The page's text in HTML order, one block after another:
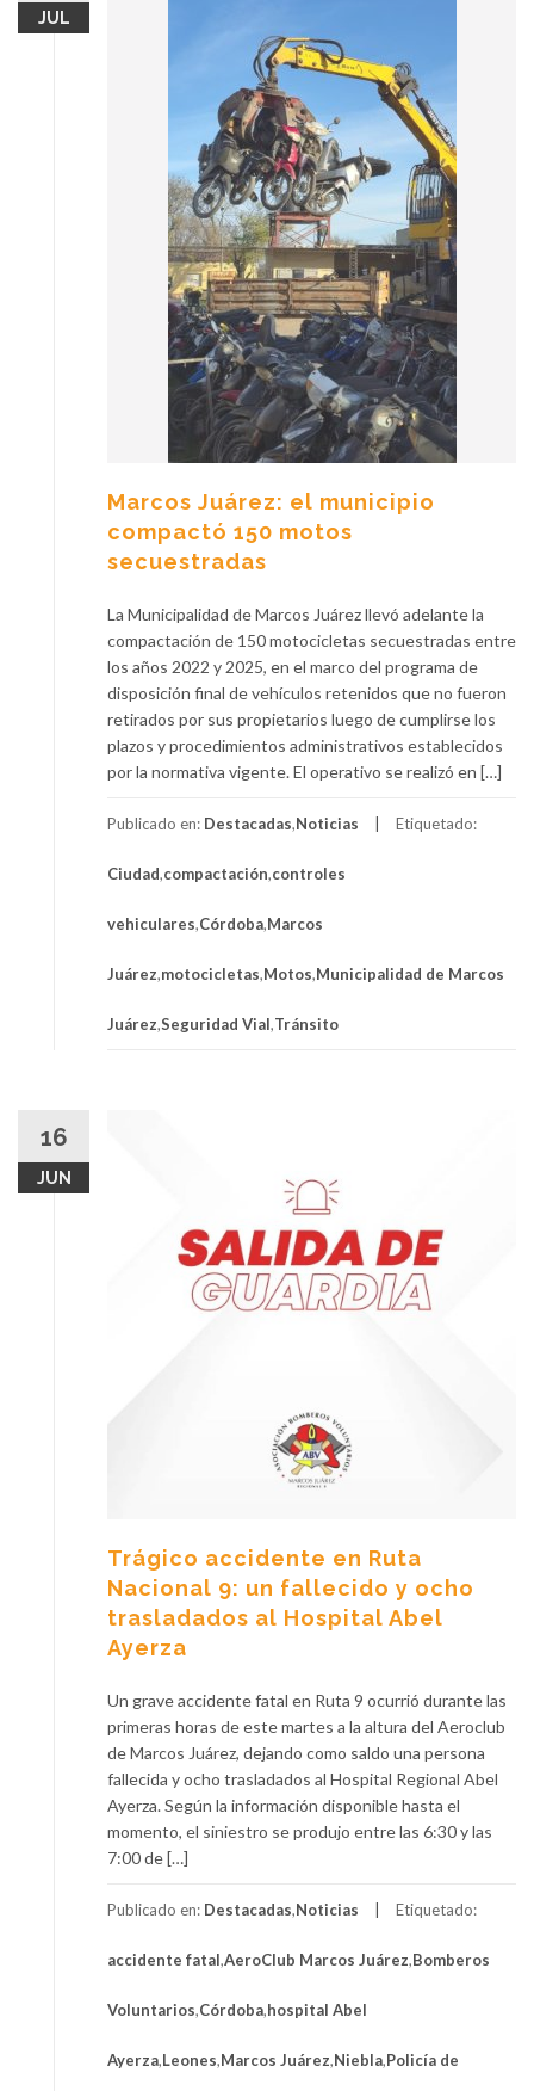
JUL
Marcos Juárez: el municipio
compactó 150 motos
secuestradas
La Municipalidad de Marcos Juárez llevó adelante la
compactación de 150 motocicletas secuestradas entre
los años 2022 y 2025, en el marco del programa de
disposición final de vehículos retenidos que no fueron
retirados por sus propietarios luego de cumplirse los
plazos y procedimientos administrativos establecidos
por la normativa vigente. El operativo se realizó en […]
Publicado en: Destacadas,Noticias Etiquetado:
Ciudad,compactación,controles
vehiculares,Córdoba,Marcos
Juárez,motocicletas,Motos,Municipalidad de Marcos
Juárez,Seguridad Vial,Tránsito
16
JUN
Trágico accidente en Ruta
Nacional 9: un fallecido y ocho
trasladados al Hospital Abel
Ayerza
Un grave accidente fatal en Ruta 9 ocurrió durante las
primeras horas de este martes a la altura del Aeroclub
de Marcos Juárez, dejando como saldo una persona
fallecida y ocho trasladados al Hospital Regional Abel
Ayerza. Según la información disponible hasta el
momento, el siniestro se produjo entre las 6:30 y las
7:00 de […]
Publicado en: Destacadas,Noticias Etiquetado:
accidente fatal,AeroClub Marcos Juárez,Bomberos
Voluntarios,Córdoba,hospital Abel
Ayerza,Leones,Marcos Juárez,Niebla,Policía de